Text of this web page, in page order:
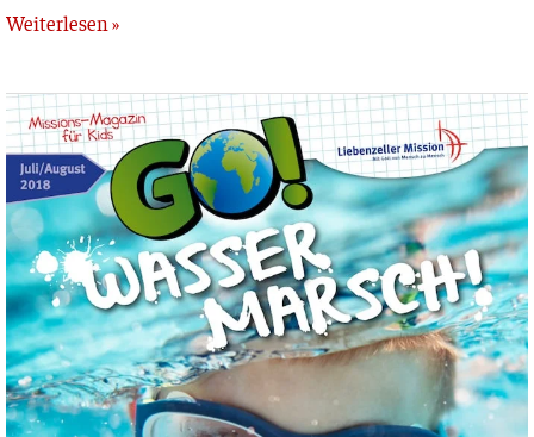
Weiterlesen »
GO!
Kinderzeitschrift
–
Juli
August
2018